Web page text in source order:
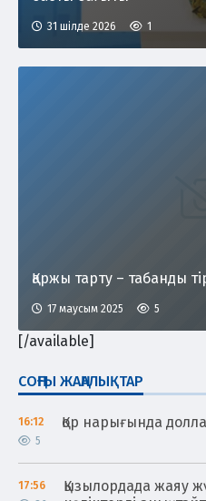
СОҢҒЫ ЖАҢАЛЫҚТАР
16:12
5
Қор нарығында
17:56
Қызылордада жаяу
31 шілде 2026 1
Қаржы тарту – табанды
17 маусым 2025 5
[/available]